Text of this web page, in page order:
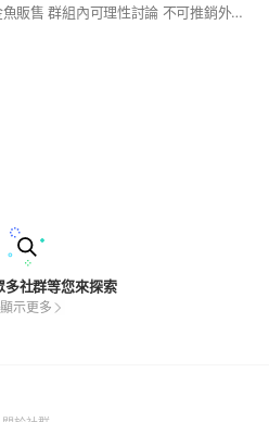
#水族#金魚#養殖#金魚販售 群組內可理性討論 不可推銷外來魚 詢價 找魚 請直接私訊官方fb
多社群等您來探索
顯示更多